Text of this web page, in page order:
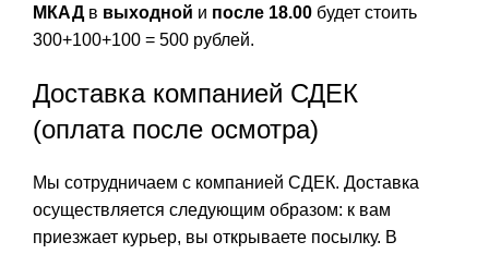
МКАДв выходной и после 18.00 будет стоить
300+100+100 = 500 рублей.
Доставка компанией СДЕК
(оплата после осмотра)
Мы сотрудничаем с компанией СДЕК. Доставка
осуществляется следующим образом: к вам
приезжает курьер, вы открываете посылку. В